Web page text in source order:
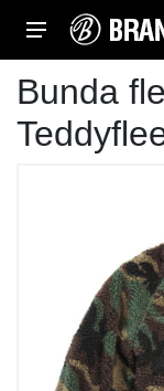
Bunda